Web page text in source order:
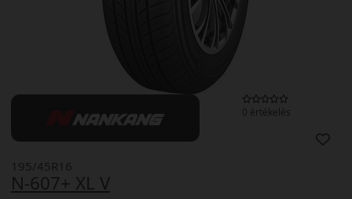
0 értékelés
N-607+ XL V
195/45R16